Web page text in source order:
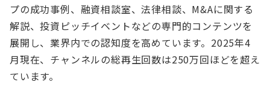
プの成功事例、融資相談室、法律相談、M&Aに関する
解説、投資ピッチイベントなどの専門的コンテンツを
展開し、業界内での認知度を高めています。2025年4
月現在、チャンネルの総再生回数は250万回ほどを超え
ています。